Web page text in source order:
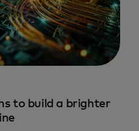
to build a brighter